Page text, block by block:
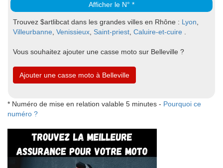
Afficher le N° *
Trouvez $artlibcat dans les grandes villes en Rhône : Lyon
Villeurbanne Venissieux Saint-priest Caluire-et-cuire
Vous souhaitez ajouter une casse moto sur Belleville ?
Ajouter une casse moto à Belleville
* Numéro de mise en relation valable 5 minutes - Pourquoi ce
numéro ?